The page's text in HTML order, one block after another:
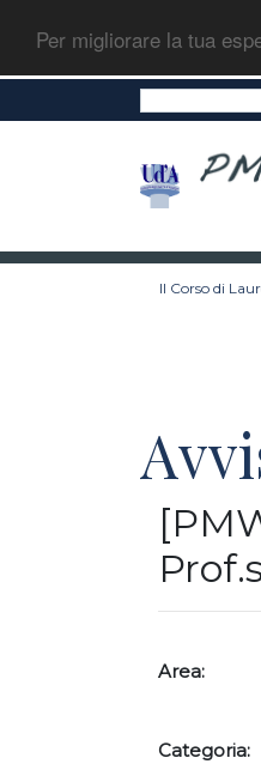
Per migliorare la tua
Il Corso di
Area:
Categoria: